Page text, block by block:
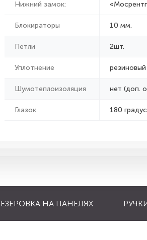
Нижний замок:
Блокираторы 10 мм.
Петли 2шт.
Уплотнение
Шумотеплоизоляция нет (доп.
Глазок 180
НА ПАНЕЛЯХ